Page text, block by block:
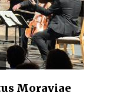
Moraviae